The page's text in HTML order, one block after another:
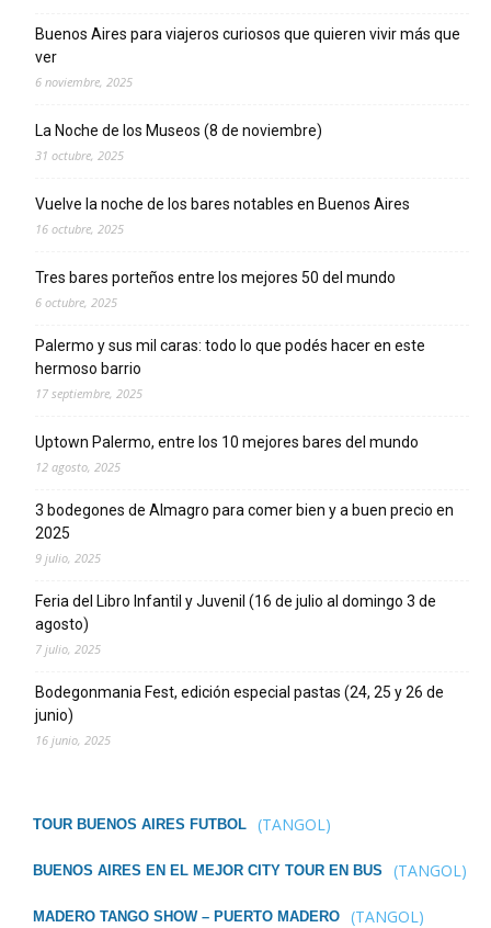
Buenos Aires para viajeros curiosos que quieren vivir más que
ver
6 noviembre, 2025
La Noche de los Museos (8 de noviembre)
31 octubre, 2025
Vuelve la noche de los bares notables en Buenos Aires
16 octubre, 2025
Tres bares porteños entre los mejores 50 del mundo
6 octubre, 2025
Palermo y sus mil caras: todo lo que podés hacer en este
hermoso barrio
17 septiembre, 2025
Uptown Palermo, entre los 10 mejores bares del mundo
12 agosto, 2025
3 bodegones de Almagro para comer bien y a buen precio en
2025
9 julio, 2025
Feria del Libro Infantil y Juvenil (16 de julio al domingo 3 de
agosto)
7 julio, 2025
Bodegonmania Fest, edición especial pastas (24, 25 y 26 de
junio)
16 junio, 2025
TOUR BUENOS AIRES FUTBOL (TANGOL)
BUENOS AIRES EN EL MEJOR CITY TOUR EN BUS (TANGOL)
MADERO TANGO SHOW – PUERTO MADERO (TANGOL)